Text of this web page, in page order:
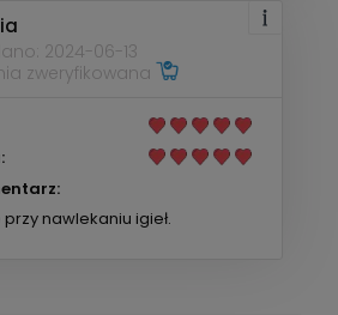
2024-06-13
zweryfikowana
nawlekaniu igieł.